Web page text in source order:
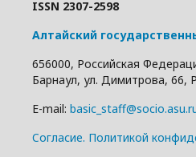
ISSN 2307-2598
Алтайский
656000, Российская
Барнаул, ул. Димитрова, 66,
E-mail:
Cогласие. Политикой